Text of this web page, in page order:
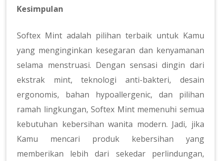
Kesimpulan
Softex Mint adalah pilihan terbaik untuk Kamu
yang menginginkan kesegaran dan kenyamanan
selama menstruasi. Dengan sensasi dingin dari
ekstrak mint, teknologi anti-bakteri, desain
ergonomis, bahan hypoallergenic, dan pilihan
ramah lingkungan, Softex Mint memenuhi semua
kebutuhan kebersihan wanita modern. Jadi, jika
Kamu mencari produk kebersihan yang
memberikan lebih dari sekedar perlindungan,